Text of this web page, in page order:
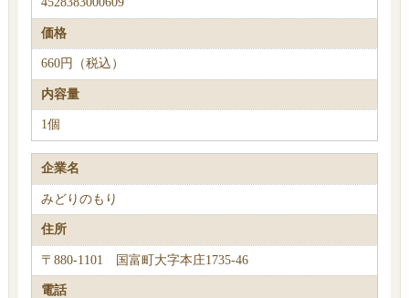
価格
660円（税込）
内容量
1個
企業名
みどりのもり
住所
〒880-1101 国富町大字本庄1735-46
電話